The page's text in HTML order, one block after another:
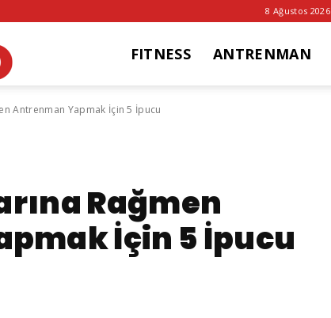
8 Ağustos 2026
Hub
FITNESS ANTRENMAN
Antrenman Yapmak İçin 5 İpucu
Rağmen
İçin 5 İpucu